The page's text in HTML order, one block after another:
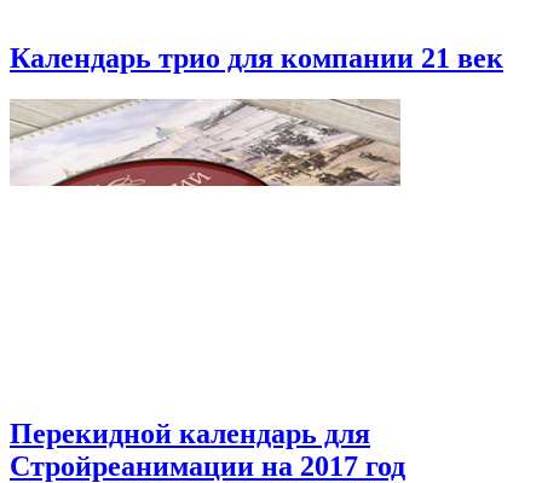
Календарь трио для компании 21 век
Перекидной календарь для
Стройреанимации на 2017 год